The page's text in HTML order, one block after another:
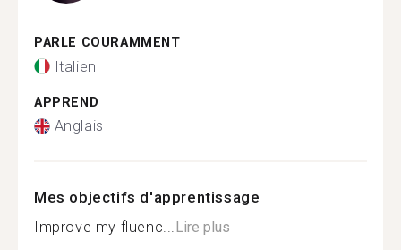
PARLE COURAMMENT
Italien
APPREND
Anglais
Mes objectifs d'apprentissage
Improve my fluenc...Lire plus